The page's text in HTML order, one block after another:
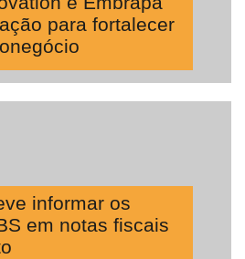
para fortalecer
informar os
em notas fiscais